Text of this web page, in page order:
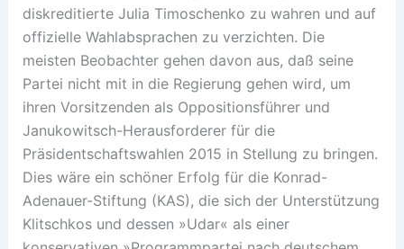
diskreditierte Julia Timoschenko zu wahren und auf
offizielle Wahlabsprachen zu verzichten. Die
meisten Beobachter gehen davon aus, daß seine
Partei nicht mit in die Regierung gehen wird, um
ihren Vorsitzenden als Oppositionsführer und
Janukowitsch-Herausforderer für die
Präsidentschaftswahlen 2015 in Stellung zu bringen.
Dies wäre ein schöner Erfolg für die Konrad-
Adenauer-Stiftung (KAS), die sich der Unterstützung
Klitschkos und dessen »Udar« als einer